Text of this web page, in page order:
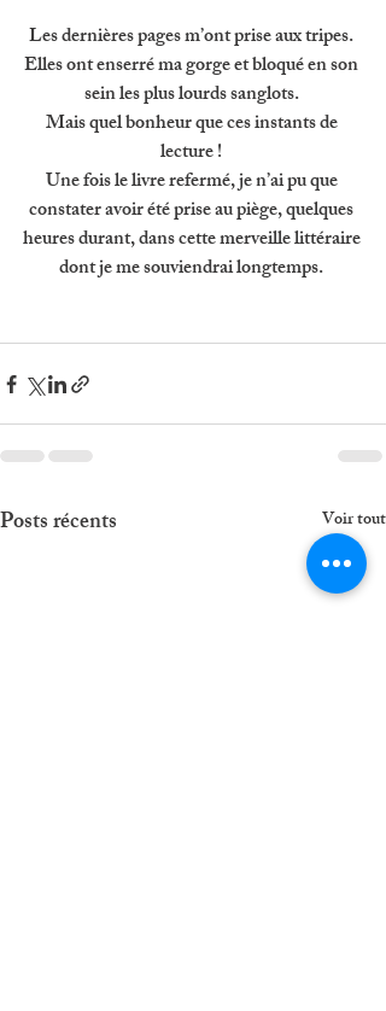
Les dernières pages m’ont prise aux tripes.
Elles ont enserré ma gorge et bloqué en son
sein les plus lourds sanglots.
Mais quel bonheur que ces instants de
lecture !
Une fois le livre refermé, je n’ai pu que
constater avoir été prise au piège, quelques
heures durant, dans cette merveille littéraire
dont je me souviendrai longtemps.
Posts récents Voir tout